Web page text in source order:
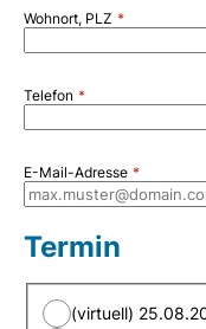
Wohnort, PLZ
Telefon
E-Mail-Adresse
Termin
(virtuell)